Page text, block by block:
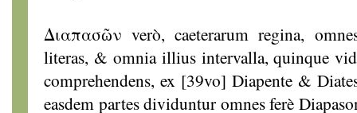
Διαπασῶν verò, caeterarum regina,
literas, & omnia illius intervalla, quinque
comprehendens, ex [39vo] Diapente &
easdem partes dividuntur omnes ferè